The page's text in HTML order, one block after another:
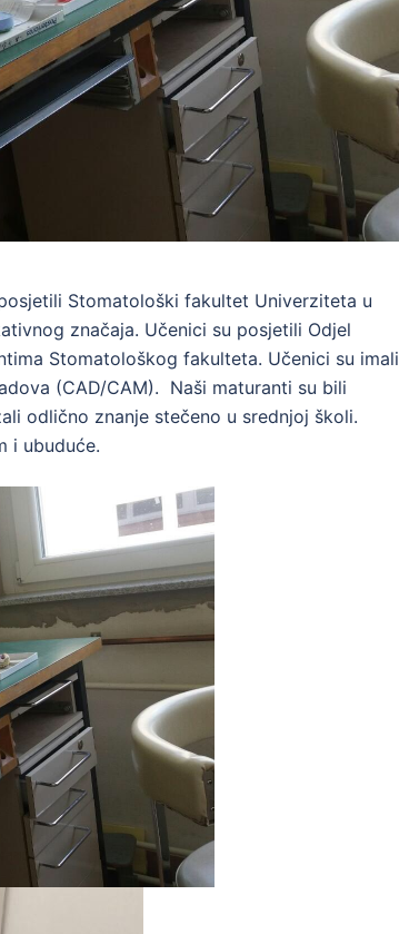
Stomatološki fakultet Univerziteta u
značaja. Učenici su posjetili Odjel
Stomatološkog fakulteta. Učenici su imali
(CAD/CAM). Naši maturanti su bili
odlično znanje stečeno u srednjoj školi.
i ubuduće.